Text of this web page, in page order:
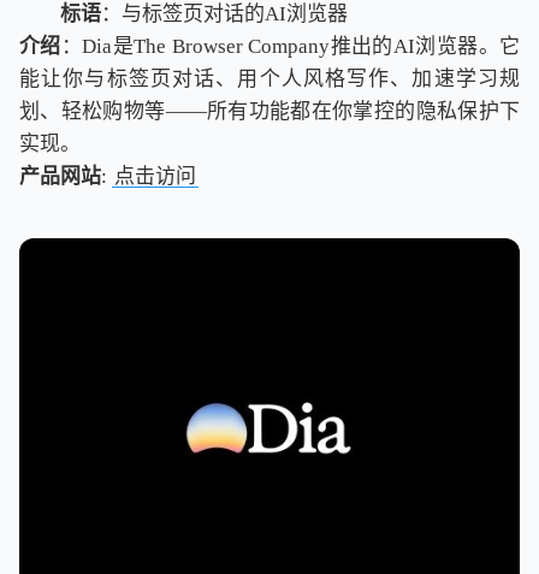
标语：与标签页对话的AI浏览器
介绍 ：Dia是The Browser Company推出的AI浏览器。它
能让你与标签页对话、用个人风格写作、加速学习规
划、轻松购物等——所有功能都在你掌控的隐私保护下
实现。
产品网站: 点击访问